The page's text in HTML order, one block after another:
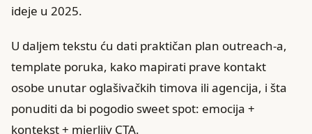
ideje u 2025.
U daljem tekstu ću dati praktičan plan outreach-a,
template poruka, kako mapirati prave kontakt
osobe unutar oglašivačkih timova ili agencija, i šta
ponuditi da bi pogodio sweet spot: emocija +
kontekst + mjerljiv CTA.